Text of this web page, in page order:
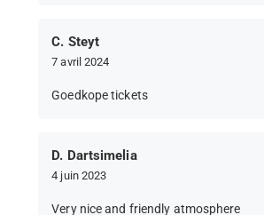
C. Steyt
7 avril 2024
Goedkope tickets
D. Dartsimelia
4 juin 2023
Very nice and friendly atmosphere